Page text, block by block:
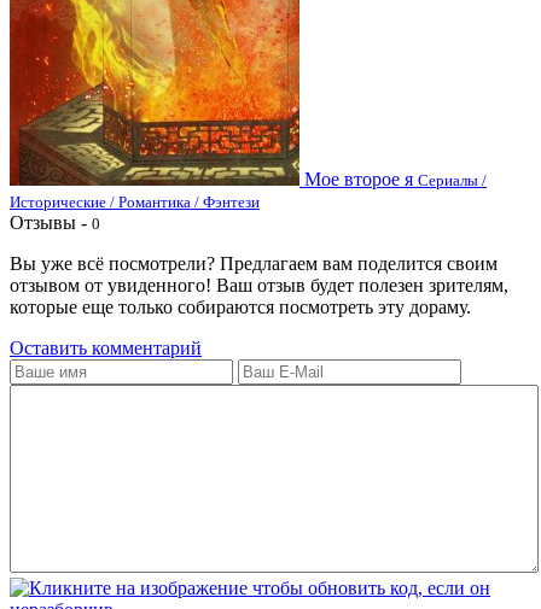
Мое второе я Сериалы /
Исторические / Романтика / Фэнтези
Отзывы - 0
Вы уже всё посмотрели? Предлагаем вам поделится своим
отзывом от увиденного! Ваш отзыв будет полезен зрителям,
которые еще только собираются посмотреть эту дораму.
Оставить комментарий